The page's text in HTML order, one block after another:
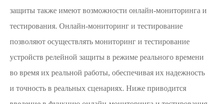
защиты также имеют возможности онлайн-мониторинга и
тестирования. Онлайн-мониторинг и тестирование
позволяют осуществлять мониторинг и тестирование
устройств релейной защиты в режиме реального времени
во время их реальной работы, обеспечивая их надежность
и точность в реальных сценариях. Ниже приводится